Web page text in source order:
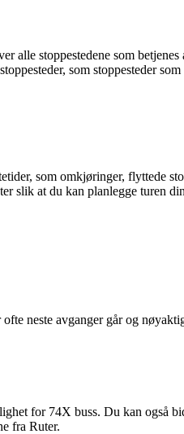
stoppestedene som
som stoppesteder
som omkjøringer, flyttede
slik at du kan planlegge turen
neste avganger går og
for 74X buss. Du kan også
fra Ruter.